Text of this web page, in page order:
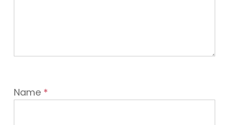
Name *